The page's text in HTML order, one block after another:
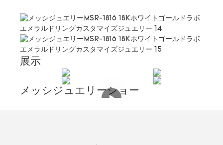
展示
メッシジュエリーショー